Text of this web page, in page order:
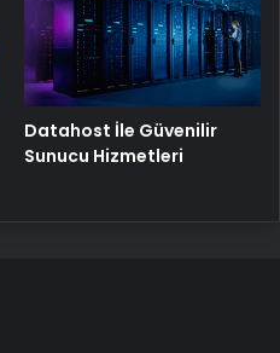
Datahost İle Güvenilir
Sunucu Hizmetleri